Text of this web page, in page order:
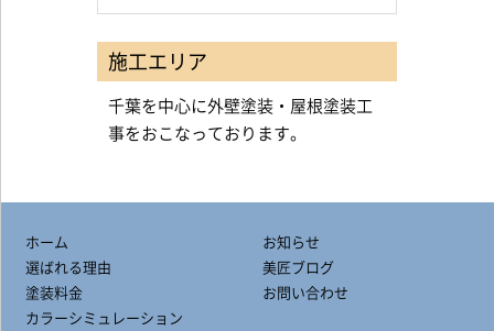
施工エリア
千葉を中心に外壁塗装・屋根塗装工
事をおこなっております。
ホーム
選ばれる理由
塗装料金
カラーシミュレーション
お知らせ
美匠ブログ
お問い合わせ